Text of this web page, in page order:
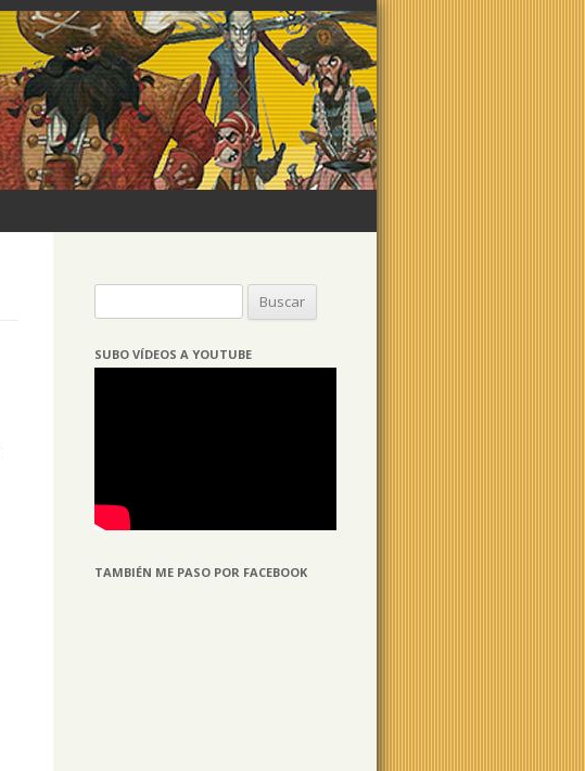
SUBO VÍDEOS A YOUTUBE
TAMBIÉN ME PASO POR FACEBOOK